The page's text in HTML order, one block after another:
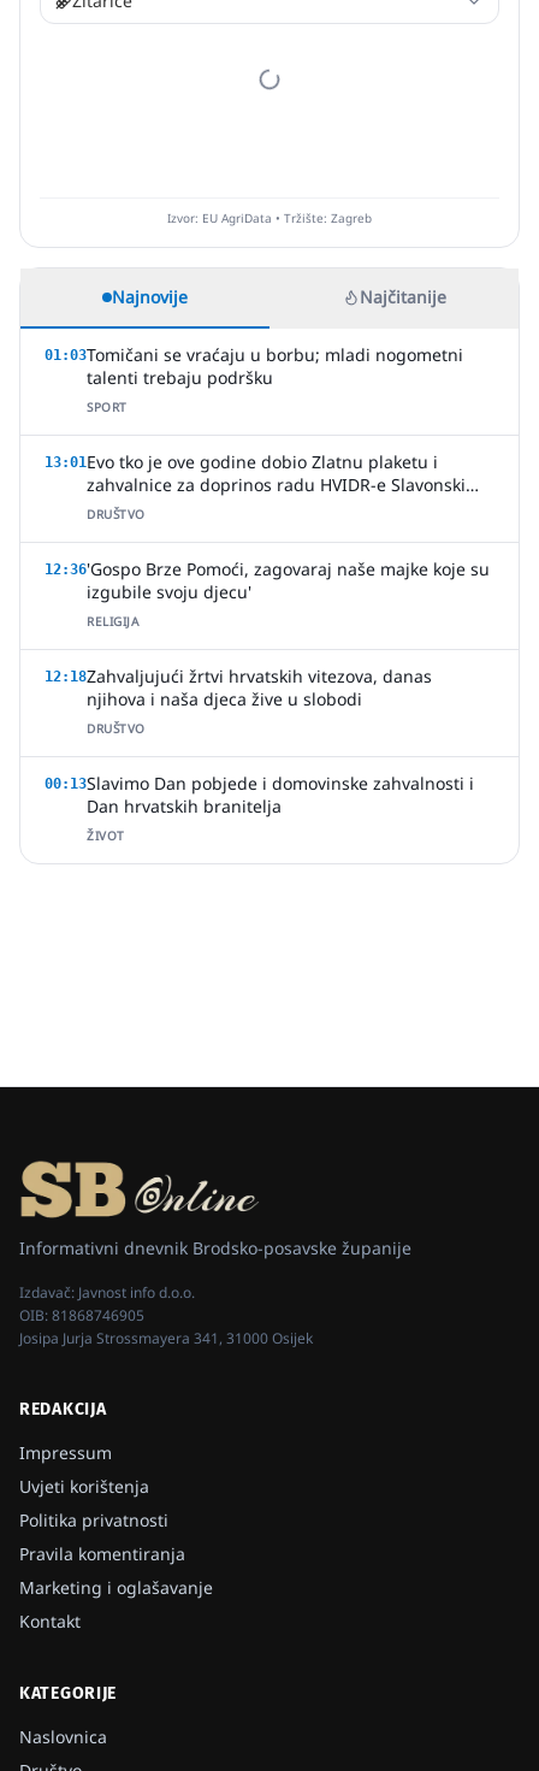
Izvor: EU AgriData • Tržište: Zagreb
Najnovije Najčitanije
01:03Tomičani se vraćaju u borbu; mladi nogometni
talenti trebaju podršku
SPORT
13:01Evo tko je ove godine dobio Zlatnu plaketu i
zahvalnice za doprinos radu HVIDR-e Slavonski
Brod
DRUŠTVO
12:36'Gospo Brze Pomoći, zagovaraj naše majke koje su
izgubile svoju djecu'
RELIGIJA
12:18Zahvaljujući žrtvi hrvatskih vitezova, danas
njihova i naša djeca žive u slobodi
DRUŠTVO
00:13Slavimo Dan pobjede i domovinske zahvalnosti i
Dan hrvatskih branitelja
ŽIVOT
Informativni dnevnik Brodsko-posavske županije
Izdavač: Javnost info d.o.o.
OIB:81868746905
Josipa Jurja Strossmayera 341, 31000 Osijek
REDAKCIJA
Impressum
Uvjeti korištenja
Politika privatnosti
Pravila komentiranja
Marketing i oglašavanje
Kontakt
KATEGORIJE
Naslovnica